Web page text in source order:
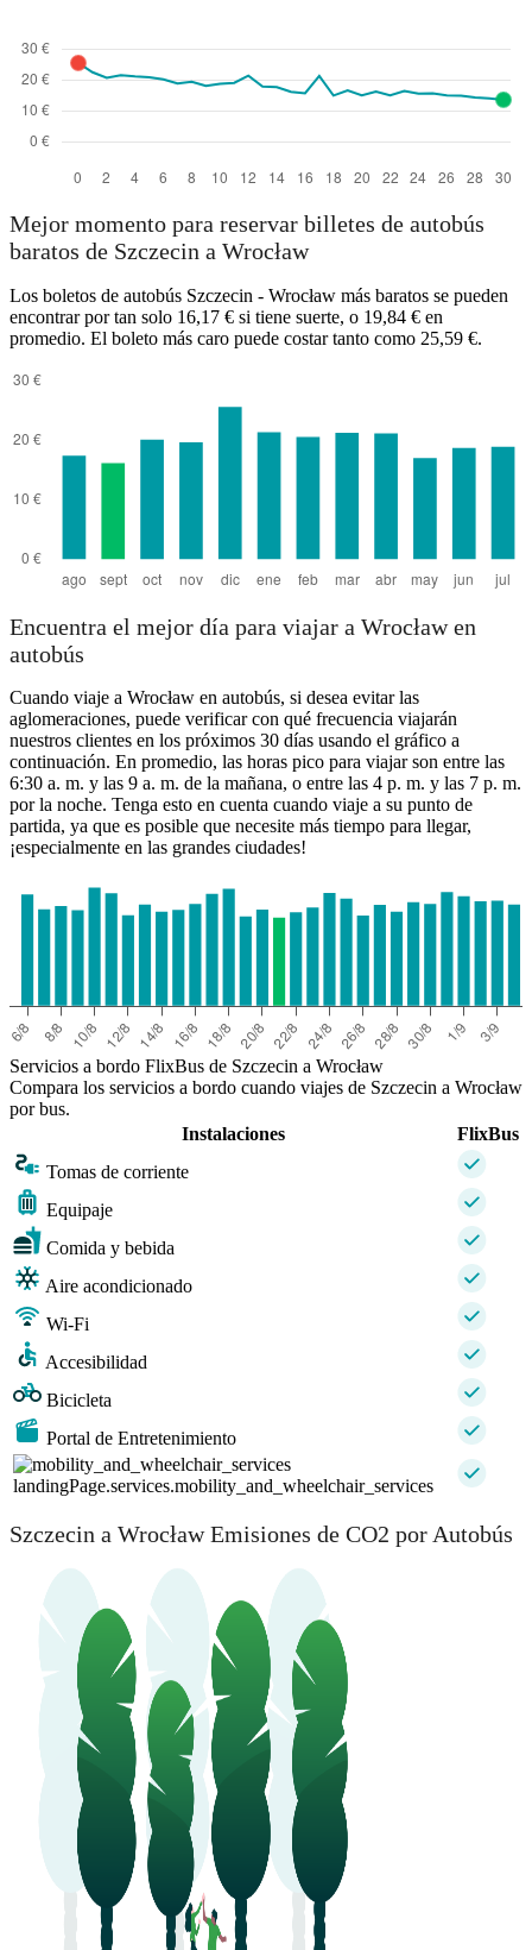
Mejor momento para reservar billetes de autobús
baratos de Szczecin a Wrocław
Los boletos de autobús Szczecin - Wrocław más baratos se pueden
encontrar por tan solo 16,17 € si tiene suerte, o 19,84 € en
promedio. El boleto más caro puede costar tanto como 25,59 €.
Encuentra el mejor día para viajar a Wrocław en
autobús
Cuando viaje a Wrocław en autobús, si desea evitar las
aglomeraciones, puede verificar con qué frecuencia viajarán
nuestros clientes en los próximos 30 días usando el gráfico a
continuación. En promedio, las horas pico para viajar son entre las
6:30 a. m. y las 9 a. m. de la mañana, o entre las 4 p. m. y las 7 p. m.
por la noche. Tenga esto en cuenta cuando viaje a su punto de
partida, ya que es posible que necesite más tiempo para llegar,
¡especialmente en las grandes ciudades!
Servicios a bordo FlixBus de Szczecin a Wrocław
Compara los servicios a bordo cuando viajes de Szczecin a Wrocław
por bus.
Instalaciones
FlixBus
Tomas de corriente
Equipaje
Comida y bebida
Aire acondicionado
Wi-Fi
Accesibilidad
Bicicleta
Portal de Entretenimiento
landingPage.services.mobility_and_wheelchair_services
Szczecin a Wrocław Emisiones de CO2 por Autobús